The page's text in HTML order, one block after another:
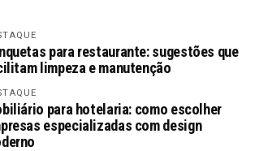
para restaurante: sugestões que
limpeza e manutenção
para hotelaria: como escolher
especializadas com design